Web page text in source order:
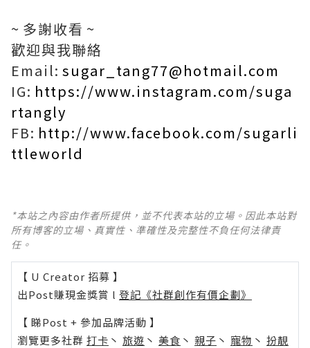
~ 多謝收看 ~
歡迎與我聯絡
Email: sugar_tang77@hotmail.com
IG: https://www.instagram.com/suga
rtangly
FB: http://www.facebook.com/sugarli
ttleworld
*本站之內容由作者所提供，並不代表本站的立場。因此本站對
所有博客的立場、真實性、準確性及完整性不負任何法律責
任。
【 U Creator 招募 】
出Post賺現金獎賞 l 登記《社群創作有價企劃》
【 睇Post + 參加品牌活動 】
瀏覽更多社群 打卡 丶 旅遊 丶 美食 丶 親子 丶 寵物 丶 扮靚